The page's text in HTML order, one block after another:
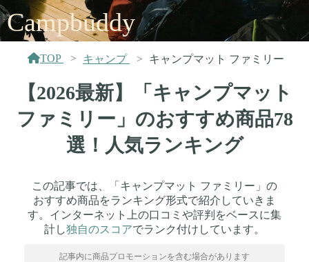
Campbuddy
TOP キャンプ キャンプマット ファミリー
【2026最新】「キャンプマット
ファミリー」のおすすめ商品78
選！人気ランキング
この記事では、「キャンプマット ファミリー」の
おすすめ商品をランキング形式で紹介していきま
す。インターネット上の口コミや評判をベースに集
計し独自のスコアでランク付けしています。
記事内に商品プロモーションを含む場合があります